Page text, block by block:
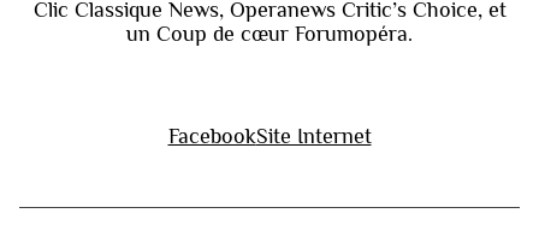
Clic Classique News, Operanews Critic’s Choice, et
un Coup de cœur Forumopéra.
FacebookSite Internet